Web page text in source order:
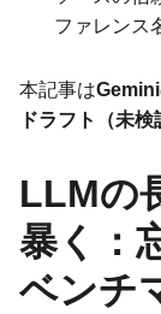
ファレンス
本記事は
ドラフト（未検
LLMの
暴く：
ベンチ